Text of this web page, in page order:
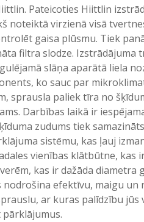
Pateicoties Hiittlin
noteiktā virzienā visā
gaisa plūsmu. Tiek
filtra slodze. Izstrādājuma
slāņa aparātā liela
ko sauc par
sprausla paliek tīra no
Darbības laikā ir
zudums tiek
sistēmu, kas ļauj
vienības klātbūtne,
kas ir dažāda
nodrošina efektīvu, maigu
ar kuras palīdzību